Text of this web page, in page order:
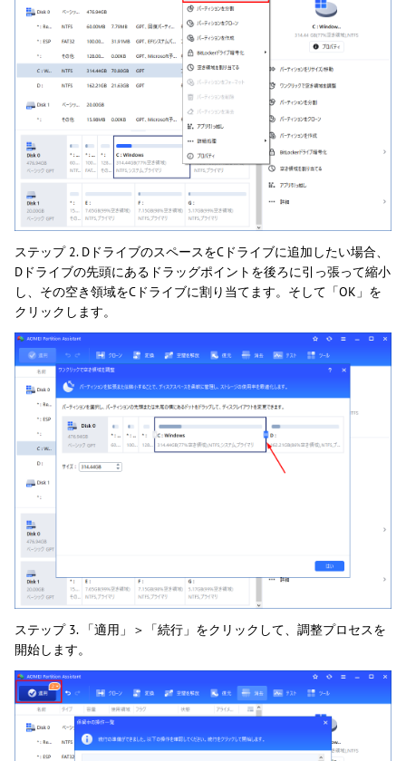
ステップ 2. DドライブのスペースをCドライブに追加したい場合、
Dドライブの先頭にあるドラッグポイントを後ろに引っ張って縮小
し、その空き領域をCドライブに割り当てます。そして「OK」を
クリックします。
ステップ 3. 「適用」＞「続行」をクリックして、調整プロセスを
開始します。